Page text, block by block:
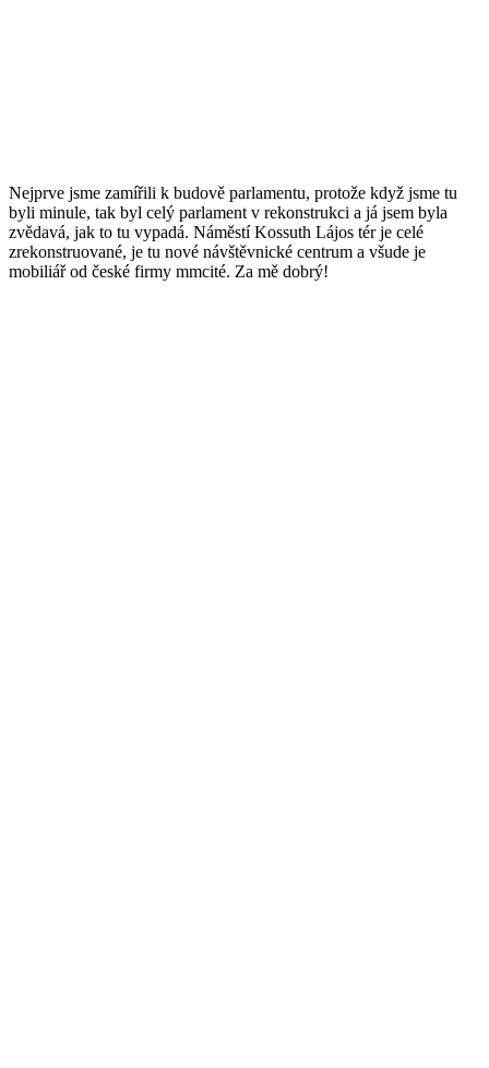
Nejprve jsme zamířili k budově parlamentu, protože když jsme tu
byli minule, tak byl celý parlament v rekonstrukci a já jsem byla
zvědavá, jak to tu vypadá. Náměstí Kossuth Lájos tér je celé
zrekonstruované, je tu nové návštěvnické centrum a všude je
mobiliář od české firmy mmcité. Za mě dobrý!